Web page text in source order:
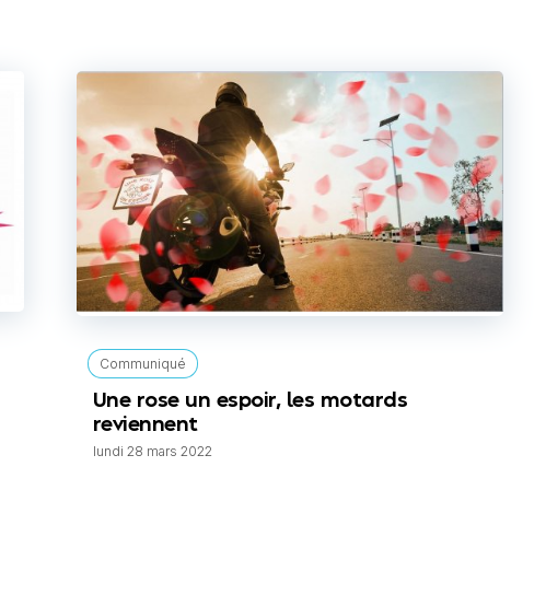
Communiqué
Une rose un espoir, les motards
reviennent
lundi 28 mars 2022